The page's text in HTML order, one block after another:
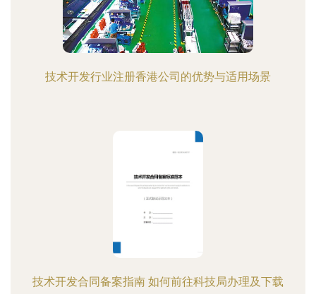
技术开发行业注册香港公司的优势与适用场景
技术开发合同备案指南 如何前往科技局办理及下载